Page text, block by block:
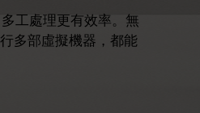
工處理更有效率。無
多部虛擬機器，都能